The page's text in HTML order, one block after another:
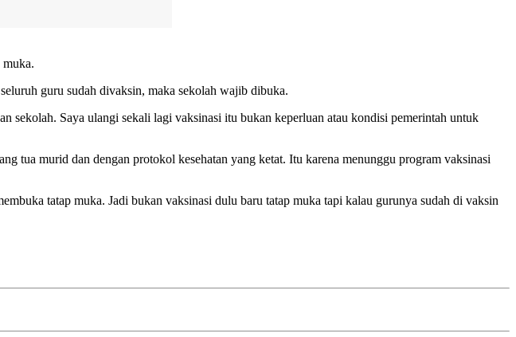
muka.
guru sudah divaksin, maka sekolah wajib dibuka.
sekolah. Saya ulangi sekali lagi vaksinasi itu bukan keperluan atau kondisi pemerintah untuk
tua murid dan dengan protokol kesehatan yang ketat. Itu karena menunggu program vaksinasi
tatap muka. Jadi bukan vaksinasi dulu baru tatap muka tapi kalau gurunya sudah di vaksin